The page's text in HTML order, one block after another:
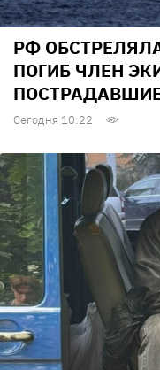
РФ
ПОГИБ ЧЛЕН
Сегодня 10:22